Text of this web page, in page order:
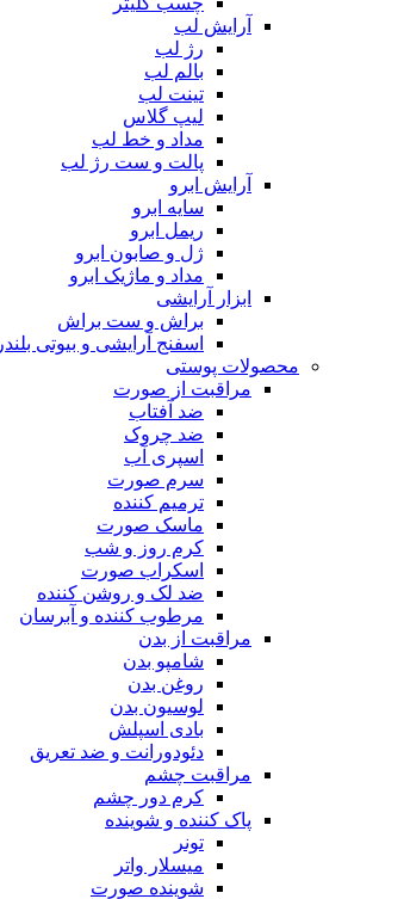
آرایش لب
رژ لب
بالم لب
تینت لب
لیپ گلاس
مداد و خط لب
پالت و ست رژ لب
آرایش ابرو
سایه ابرو
ریمل ابرو
ژل و صابون ابرو
مداد و ماژیک ابرو
ابزار آرایشی
براش و ست براش
اسفنج آرایشی و بیوتی بلندر
محصولات پوستی
مراقبت از صورت
ضد آفتاب
ضد چروک
اسپری آب
سرم صورت
ترمیم کننده
ماسک صورت
کرم روز و شب
اسکراب صورت
ضد لک و روشن کننده
مرطوب کننده و آبرسان
مراقبت از بدن
شامپو بدن
روغن بدن
لوسیون بدن
بادی اسپلش
دئودورانت و ضد تعریق
مراقبت چشم
کرم دور چشم
پاک کننده و شوینده
تونر
میسلار واتر
شوینده صورت